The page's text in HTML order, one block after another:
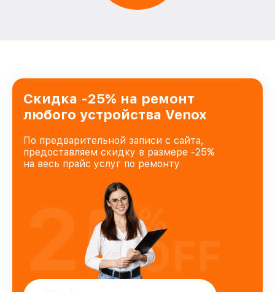
Скидка -25% на ремонт
любого устройства Venox
По предварительной записи с сайта,
предоставляем скидку в размере -25%
на весь прайс услуг по ремонту
25%
OFF